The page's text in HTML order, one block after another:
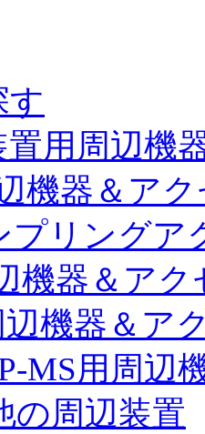
す
用周辺機
機器＆ア
プリングア
機器＆アク
辺機器＆ア
MS用周辺
の周辺装置